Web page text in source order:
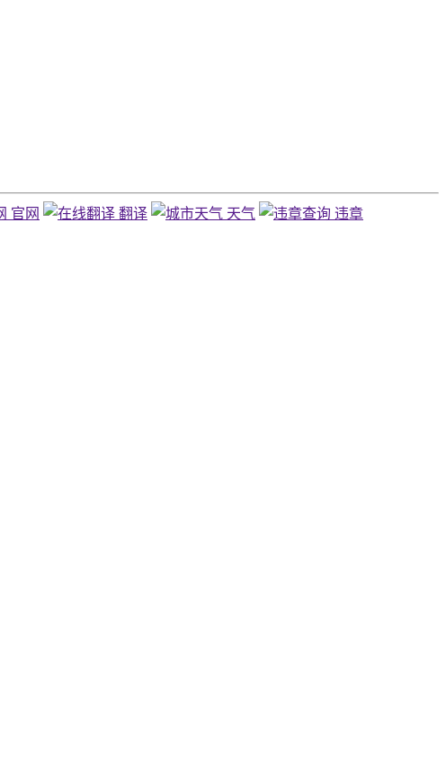
官网 翻译 天气
违章